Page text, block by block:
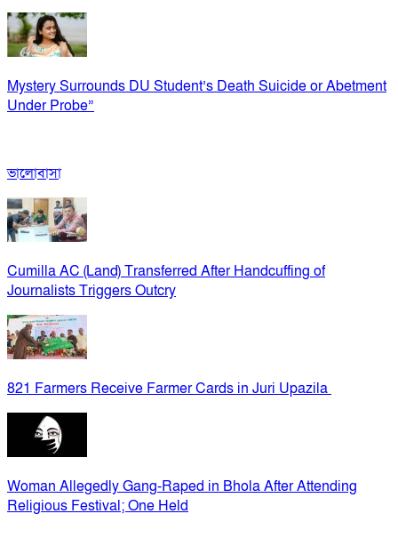
Mystery Surrounds DU Student’s Death Suicide or Abetment
Under Probe”
ভালোবাসা
Cumilla AC (Land) Transferred After Handcuffing of
Journalists Triggers Outcry
821 Farmers Receive Farmer Cards in Juri Upazila
Woman Allegedly Gang-Raped in Bhola After Attending
Religious Festival; One Held